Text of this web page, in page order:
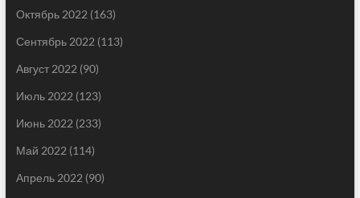
Октябрь 2022 (163)
Сентябрь 2022 (113)
Август 2022 (90)
Июль 2022 (123)
Июнь 2022 (233)
Май 2022 (114)
Апрель 2022 (90)